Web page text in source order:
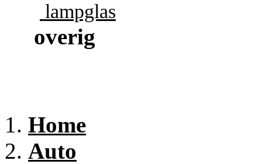
lampglas
overig
Home
Auto